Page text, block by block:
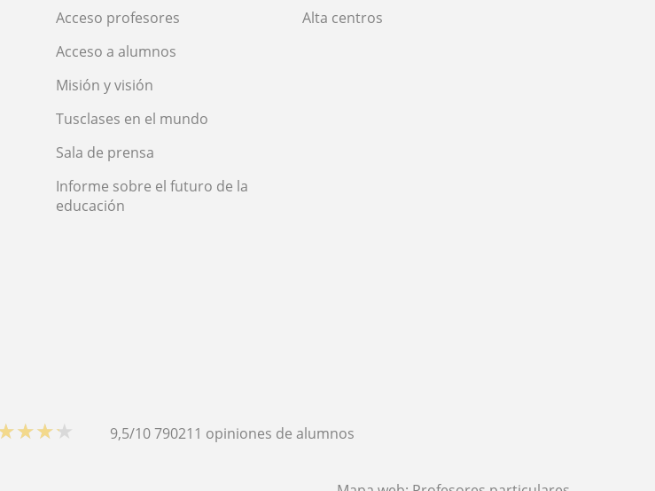
Acceso profesores
Acceso a alumnos
Misión y visión
Tusclases en el mundo
Sala de prensa
Informe sobre el futuro de la
educación
Alta centros
9,5/10790211 opiniones de alumnos